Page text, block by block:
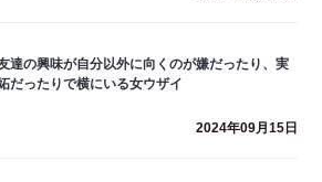
達の興味が自分以外に向くのが嫌だったり、実
だったりで横にいる女ウザイ
2024年09月15日